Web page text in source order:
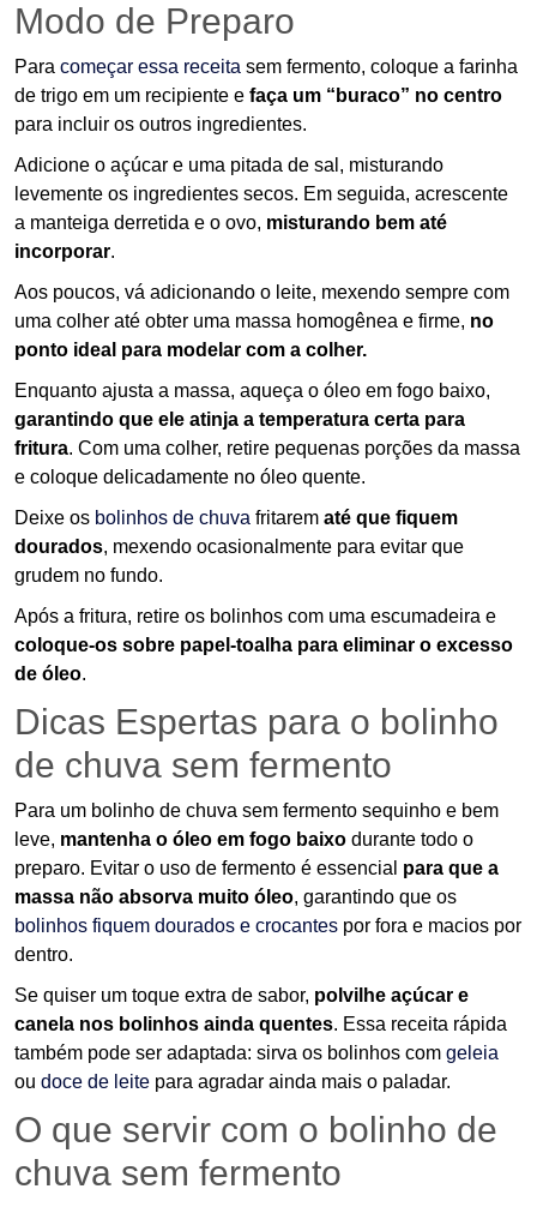
Modo de Preparo
Para começar essa receita sem fermento, coloque a farinha
de trigo em um recipiente e faça um “buraco” no centro
para incluir os outros ingredientes.
Adicione o açúcar e uma pitada de sal, misturando
levemente os ingredientes secos. Em seguida, acrescente
a manteiga derretida e o ovo, misturando bem até
incorporar.
Aos poucos, vá adicionando o leite, mexendo sempre com
uma colher até obter uma massa homogênea e firme, no
ponto ideal para modelar com a colher.
Enquanto ajusta a massa, aqueça o óleo em fogo baixo,
garantindo que ele atinja a temperatura certa para
fritura. Com uma colher, retire pequenas porções da massa
e coloque delicadamente no óleo quente.
Deixe os bolinhos de chuva fritarem até que fiquem
dourados, mexendo ocasionalmente para evitar que
grudem no fundo.
Após a fritura, retire os bolinhos com uma escumadeira e
coloque-os sobre papel-toalha para eliminar o excesso
de óleo.
Dicas Espertas para o bolinho
de chuva sem fermento
Para um bolinho de chuva sem fermento sequinho e bem
leve, mantenha o óleo em fogo baixo durante todo o
preparo. Evitar o uso de fermento é essencial para que a
massa não absorva muito óleo, garantindo que os
bolinhos fiquem dourados e crocantes por fora e macios por
dentro.
Se quiser um toque extra de sabor, polvilhe açúcar e
canela nos bolinhos ainda quentes. Essa receita rápida
também pode ser adaptada: sirva os bolinhos com geleia
ou doce de leite para agradar ainda mais o paladar.
O que servir com o bolinho de
chuva sem fermento